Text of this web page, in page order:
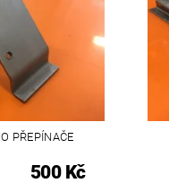
PŘEPÍNAČE
500 Kč